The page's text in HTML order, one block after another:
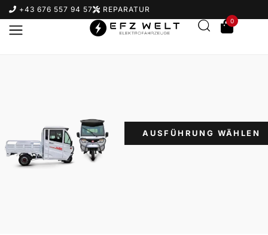
+43 676 557 94 57 REPARATUR
0
AUSFÜHRUNG WÄHLEN